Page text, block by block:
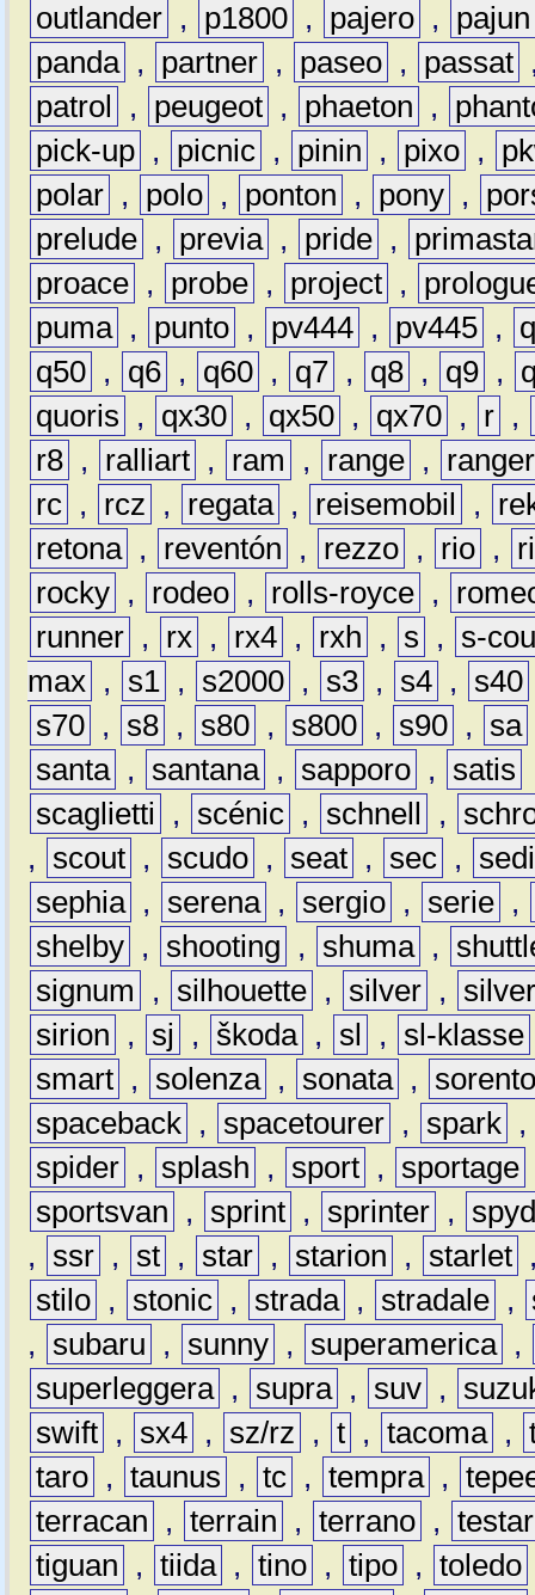
outlander , p1800 , pajero ,
pajun
panda , partner , paseo , passat
patrol
, peugeot , phaeton ,
pick-up , picnic , pinin , pixo ,
polar , polo , ponton , pony ,
prelude , previa , pride ,
proace , probe , project ,
puma , punto , pv444 , pv445 ,
q50 , q6 , q60 , q7 , q8 , q9 ,
quoris
, qx30 , qx50 , qx70 , r ,
r8 , ralliart , ram , range ,
ranger
rc , rcz , regata , reisemobil ,
retona , reventón , rezzo , rio ,
rocky , rodeo , rolls-royce ,
runner , rx , rx4 , rxh , s ,
s-
max , s1 , s2000 , s3 , s4 , s40
s70 , s8 , s80 , s800 , s90 , sa
santa , santana , sapporo , satis
scaglietti
, scénic , schnell ,
,
scout , scudo , seat , sec ,
sephia , serena , sergio , serie ,
shelby , shooting , shuma ,
signum
, silhouette , silver ,
sirion
, sj , škoda , sl , sl-klasse
smart , solenza , sonata ,
spaceback , spacetourer , spark ,
spider , splash , sport , sportage
sportsvan
, sprint , sprinter ,
,
ssr , st , star , starion , starlet
stilo , stonic , strada , stradale ,
,
subaru , sunny , superamerica ,
superleggera , supra , suv ,
swift , sx4 , sz/rz , t , tacoma ,
taro , taunus , tc , tempra ,
terracan
, terrain , terrano ,
tiguan
, tiida , tino , tipo , toledo